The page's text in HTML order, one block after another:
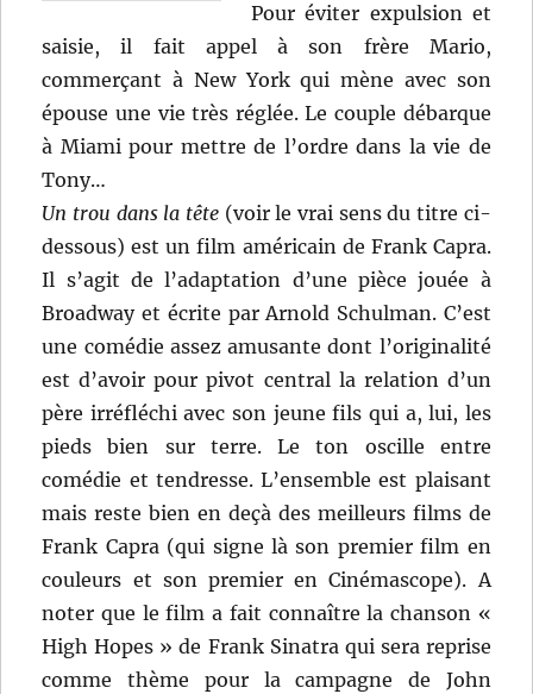
Pour éviter expulsion et
saisie, il fait appel à son frère Mario,
commerçant à New York qui mène avec son
épouse une vie très réglée. Le couple débarque
à Miami pour mettre de l’ordre dans la vie de
Tony…
Un trou dans la tête (voir le vrai sens du titre ci-
dessous) est un film américain de Frank Capra.
Il s’agit de l’adaptation d’une pièce jouée à
Broadway et écrite par Arnold Schulman. C’est
une comédie assez amusante dont l’originalité
est d’avoir pour pivot central la relation d’un
père irréfléchi avec son jeune fils qui a, lui, les
pieds bien sur terre. Le ton oscille entre
comédie et tendresse. L’ensemble est plaisant
mais reste bien en deçà des meilleurs films de
Frank Capra (qui signe là son premier film en
couleurs et son premier en Cinémascope). A
noter que le film a fait connaître la chanson «
High Hopes » de Frank Sinatra qui sera reprise
comme thème pour la campagne de John